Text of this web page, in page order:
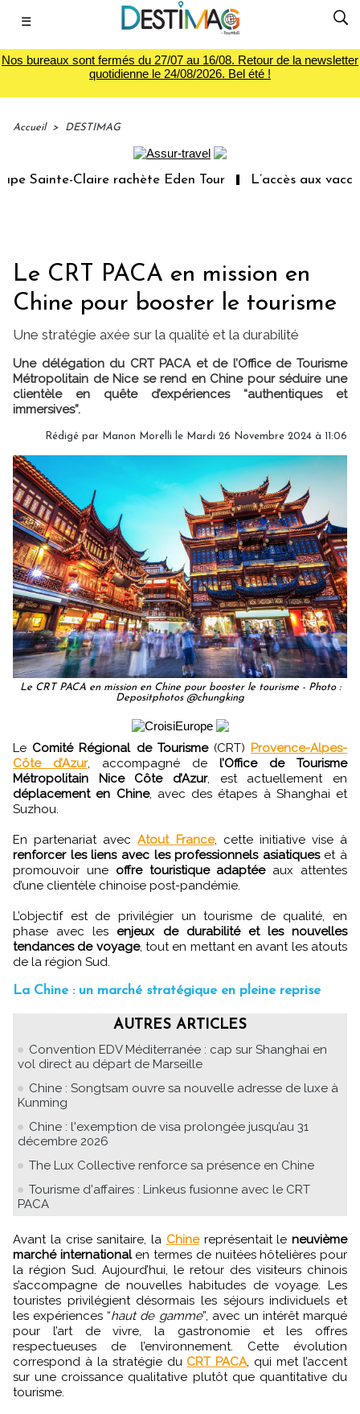
☰
Nos bureaux sont fermés du 27/07 au 16/08. Retour de la newsletter
quotidienne le 24/08/2026. Bel été !
Accueil > DESTIMAG
Sainte-Claire rachète Eden Tour L’accès aux
Le CRT PACA en mission en
Chine pour booster le tourisme
Une stratégie axée sur la qualité et la durabilité
Une délégation du CRT PACA et de l’Office de Tourisme
Métropolitain de Nice se rend en Chine pour séduire une
clientèle en quête d’expériences “authentiques et
immersives”.
Rédigé par Manon Morelli le Mardi 26 Novembre 2024 à 11:06
Le CRT PACA en mission en Chine pour booster le tourisme - Photo :
Depositphotos @chungking
Le Comité Régional de Tourisme(CRT) Provence-Alpes-
Côte d’Azur, accompagné de l’Office de Tourisme
Métropolitain Nice Côte d’Azur, est actuellement en
déplacement en Chine, avec des étapes à Shanghai et
Suzhou.
En partenariat avecAtout France, cette initiative vise à
renforcer les liens avec les professionnels asiatiqueset à
promouvoir une offre touristique adaptéeaux attentes
d’une clientèle chinoise post-pandémie.
L’objectif est de privilégier un tourisme de qualité, en
phase avec les enjeux de durabilité et les nouvelles
tendances de voyage, tout en mettant en avant les atouts
de la région Sud.
La Chine : un marché stratégique en pleine reprise
AUTRES ARTICLES
Convention EDV Méditerranée : cap sur Shanghai en
vol direct au départ de Marseille
Chine : Songtsam ouvre sa nouvelle adresse de luxe à
Kunming
Chine : l'exemption de visa prolongée jusqu’au 31
décembre 2026
The Lux Collective renforce sa présence en Chine
Tourisme d'affaires : Linkeus fusionne avec le CRT
PACA
Avant la crise sanitaire, la Chinereprésentait le neuvième
marché internationalen termes de nuitées hôtelières pour
la région Sud. Aujourd’hui, le retour des visiteurs chinois
s’accompagne de nouvelles habitudes de voyage. Les
touristes privilégient désormais les séjours individuels et
les expériences “haut de gamme”, avec un intérêt marqué
pour l’art de vivre, la gastronomie et les offres
respectueuses de l’environnement. Cette évolution
correspond à la stratégie du CRT PACA, qui met l’accent
sur une croissance qualitative plutôt que quantitative du
tourisme.